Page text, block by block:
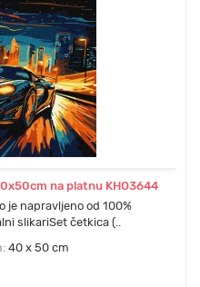
na platnu KHO3644
je napravljeno od 100%
slikariSet četkica (..
40 x 50 cm